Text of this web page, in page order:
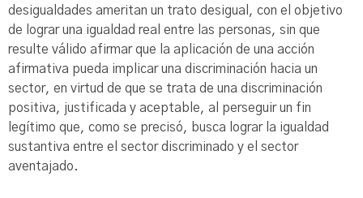
desigualdades ameritan un trato desigual, con el objetivo
de lograr una igualdad real entre las personas, sin que
resulte válido afirmar que la aplicación de una acción
afirmativa pueda implicar una discriminación hacia un
sector, en virtud de que se trata de una discriminación
positiva, justificada y aceptable, al perseguir un fin
legítimo que, como se precisó, busca lograr la igualdad
sustantiva entre el sector discriminado y el sector
aventajado.